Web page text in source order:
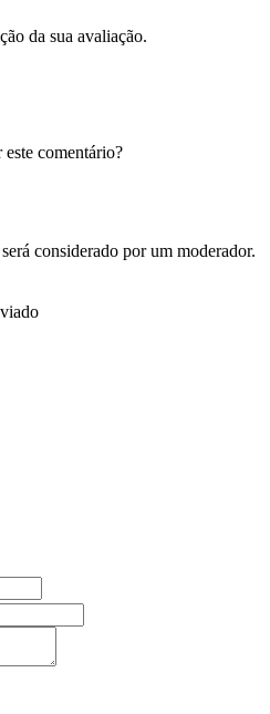
da sua avaliação.
comentário?
considerado por um moderador.